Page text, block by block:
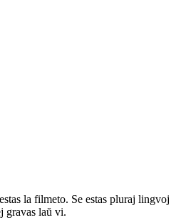
la filmeto. Se estas pluraj lingvoj
gravas laŭ vi.